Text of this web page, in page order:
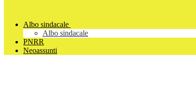
Albo sindacale
Albo sindacale
PNRR
Neoassunti